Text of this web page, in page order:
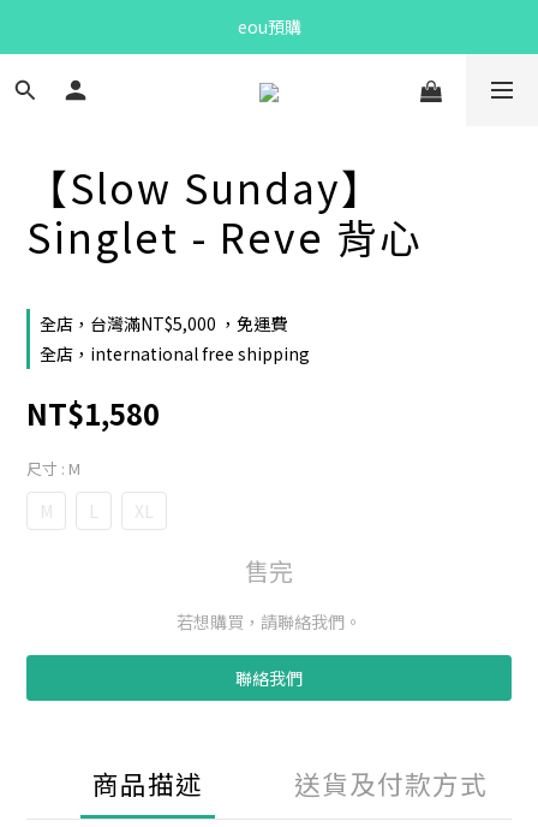
Bandit Summer
eou預購
Bandit Summer
【Slow Sunday】
Singlet - Reve 背心
全店，台灣滿NT$5,000 ，免運費
全店，international free shipping
NT$1,580
尺寸 : M
M L XL
售完
若想購買，請聯絡我們。
聯絡我們
商品描述 送貨及付款方式